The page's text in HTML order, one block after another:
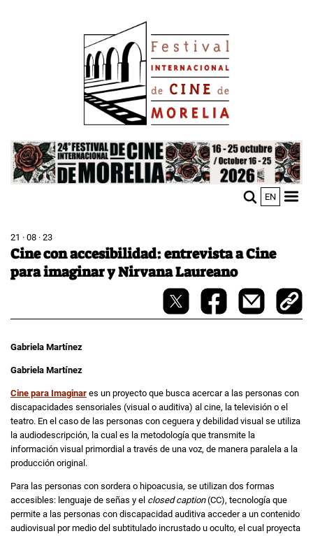
Image
EN
21 · 08 · 23
Cine con accesibilidad: entrevista a Cine
para imaginar y Nirvana Laureano
Gabriela Martínez
Gabriela Martínez
Cine para Imaginar es un proyecto que busca acercar a las personas con
discapacidades sensoriales (visual o auditiva) al cine, la televisión o el
teatro. En el caso de las personas con ceguera y debilidad visual se utiliza
la audiodescripción, la cual es la metodología que transmite la
información visual primordial a través de una voz, de manera paralela a la
producción original.
Para las personas con sordera o hipoacusia, se utilizan dos formas
accesibles: lenguaje de señas y el closed caption(CC), tecnología que
permite a las personas con discapacidad auditiva acceder a un contenido
audiovisual por medio del subtitulado incrustado u oculto, el cual proyecta